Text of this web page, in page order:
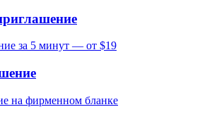
за 5 минут — от $19
на фирменном бланке